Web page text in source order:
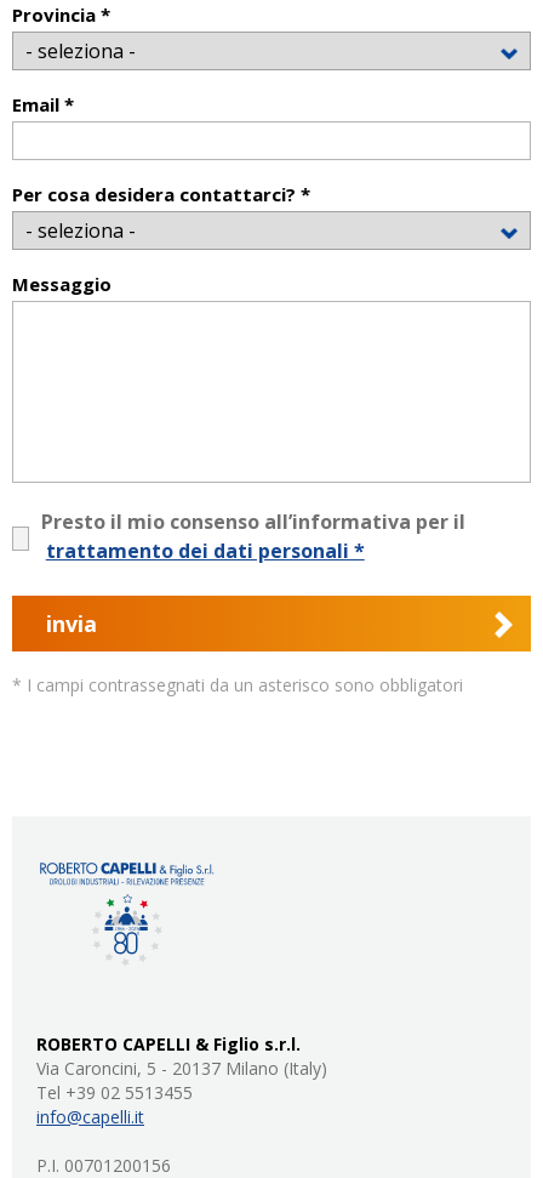
Provincia *
Email *
Per cosa desidera contattarci? *
Messaggio
Presto il mio consenso all’informativa per il
trattamento dei dati personali *
invia
* I campi contrassegnati da un asterisco sono obbligatori
ROBERTO CAPELLI & Figlio s.r.l.
Via Caroncini, 5 - 20137 Milano (Italy)
Tel +39 02 5513455
info@capelli.it
P.I. 00701200156